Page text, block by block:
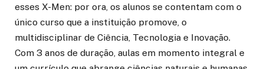
esses X-Men: por ora, os alunos se contentam com o
único curso que a instituição promove, o
multidisciplinar de Ciência, Tecnologia e Inovação.
Com 3 anos de duração, aulas em momento integral e